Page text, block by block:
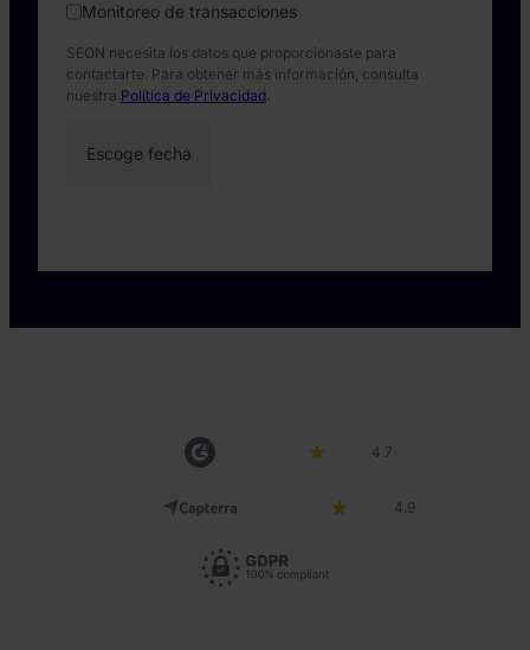
Monitoreo de transacciones
SEON necesita los datos que proporcionaste para
contactarte. Para obtener más información, consulta
nuestra Política de Privacidad
4.7
4.9